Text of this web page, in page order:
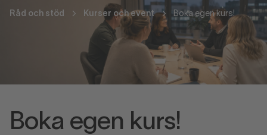
Råd och stöd Kurser och event Boka egen kurs!
Boka egen kurs!